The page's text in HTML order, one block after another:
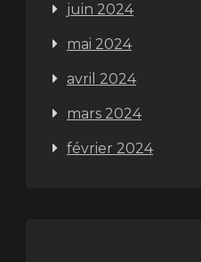
juin 2024
mai 2024
avril 2024
mars 2024
février 2024